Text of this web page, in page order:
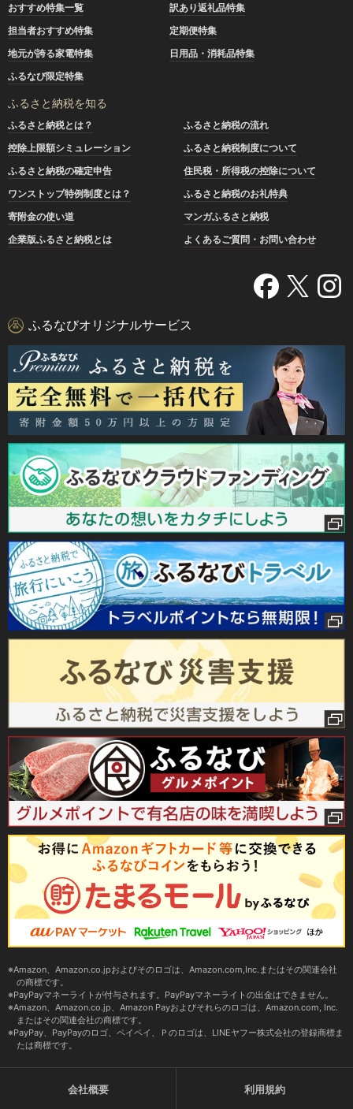
おすすめ特集一覧
訳あり返礼品特集
担当者おすすめ特集
定期便特集
地元が誇る家電特集
日用品・消耗品特集
ふるなび限定特集
ふるさと納税を知る
ふるさと納税とは？
ふるさと納税の流れ
控除上限額シミュレーション
ふるさと納税制度について
ふるさと納税の確定申告
住民税・所得税の控除について
ワンストップ特例制度とは？
ふるさと納税のお礼特典
寄附金の使い道
マンガふるさと納税
企業版ふるさと納税とは
よくあるご質問・お問い合わせ
ふるなびオリジナルサービス
Amazon、Amazon.co.jpおよびそのロゴは、Amazon.com,Inc.またはその関連会社
の商標です。
PayPayマネーライトが付与されます。PayPayマネーライトの出金はできません。
Amazon、Amazon.co.jp、Amazon Payおよびそれらのロゴは、Amazon.com, Inc.
またはその関連会社の商標です。
PayPay、PayPayのロゴ、ペイペイ、Ｐのロゴは、LINEヤフー株式会社の登録商標ま
たは商標です。
会社概要 利用規約